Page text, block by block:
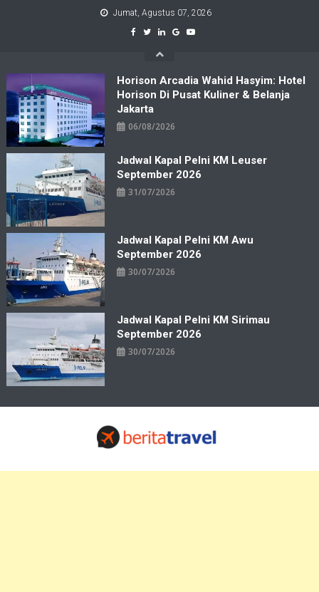
Jumat, Agustus 07, 2026
Horison Arcadia Wahid Hasyim: Hotel
Horison Di Pusat Kuliner & Belanja
Jakarta
06/08/2026
Jadwal Kapal Pelni KM Leuser
September 2026
31/07/2026
Jadwal Kapal Pelni KM Awu
September 2026
30/07/2026
Jadwal Kapal Pelni KM Sirimau
September 2026
30/07/2026
Travelbiz